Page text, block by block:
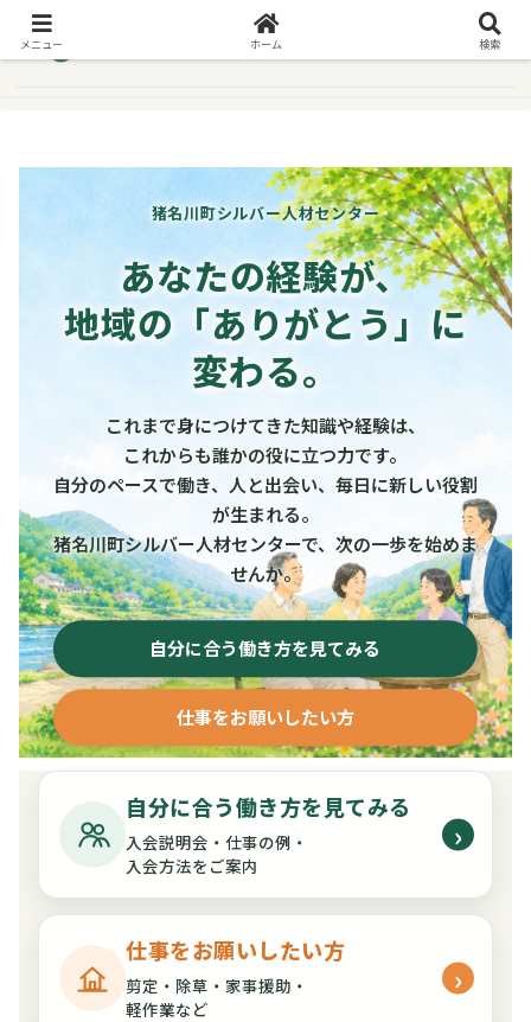
猪名川町シルバー人材センター
あなたの経験が、
地域の「ありがとう」に
変わる。
これまで身につけてきた知識や経験は、
これからも誰かの役に立つ力です。
自分のペースで働き、人と出会い、毎日に新しい役割
が生まれる。
猪名川町シルバー人材センターで、次の一歩を始めま
せんか。
自分に合う働き方を見てみる
仕事をお願いしたい方
自分に合う働き方を見てみる
入会説明会・仕事の例・
入会方法をご案内
›
仕事をお願いしたい方
剪定・除草・家事援助・
軽作業など
›
メニュー ホーム 検索